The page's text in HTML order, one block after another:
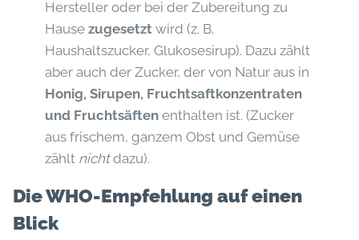
Hersteller oder bei der Zubereitung zu
Hause zugesetzt wird (z. B.
Haushaltszucker, Glukosesirup). Dazu zählt
aber auch der Zucker, der von Natur aus in
Honig, Sirupen, Fruchtsaftkonzentraten
und Fruchtsäften enthalten ist. (Zucker
aus frischem, ganzem Obst und Gemüse
zählt nichtdazu).
Die WHO-Empfehlung auf einen
Blick